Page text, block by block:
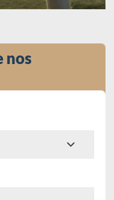
nos